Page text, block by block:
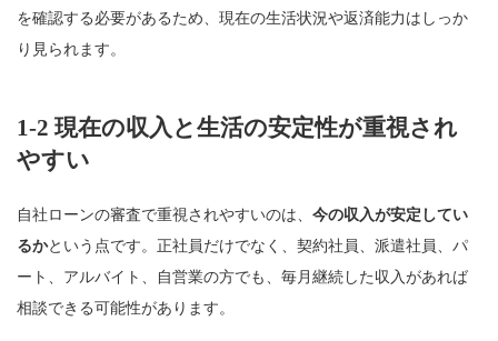
を確認する必要があるため、現在の生活状況や返済能力はしっか
り見られます。
1-2 現在の収入と生活の安定性が重視され
やすい
自社ローンの審査で重視されやすいのは、 今の収入が安定してい
るかという点です。正社員だけでなく、契約社員、派遣社員、パ
ート、アルバイト、自営業の方でも、毎月継続した収入があれば
相談できる可能性があります。